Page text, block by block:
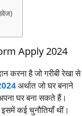
Apply 2024
करना है जो गरीबी रेखा से
अर्थात जो घर बनाने
घर बना सकते हैं।
कई चुनौतियाँ थीं।